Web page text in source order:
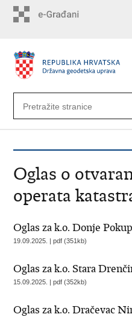
Oglas o
operata
Oglas za k.o. Donje
19.09.2025. | pdf (351kb)
Oglas za k.o. Stara
15.09.2025. | pdf (352kb)
Oglas za k.o. Dračevac